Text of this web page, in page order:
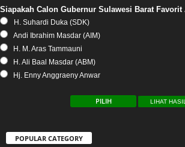
Siapakah Calon Gubernur Sulawesi Barat Favorit
H. Suhardi Duka (SDK)
Andi Ibrahim Masdar (AIM)
H. M. Aras Tammauni
H. Ali Baal Masdar (ABM)
Hj. Enny Anggraeny Anwar
LIHAT HASIL
POPULAR CATEGORY